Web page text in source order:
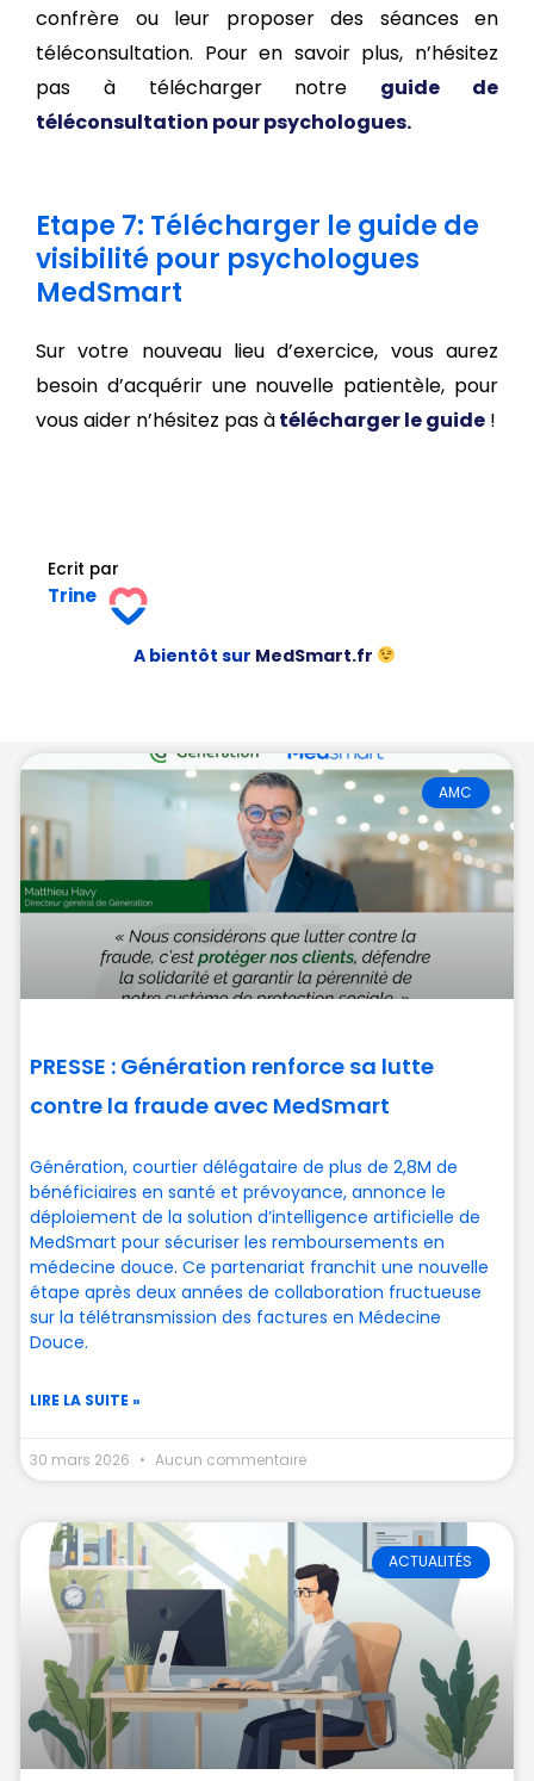
confrère ou leur proposer des séances en
téléconsultation. Pour en savoir plus, n’hésitez
pas à télécharger notre guide de
téléconsultation pour psychologues.
Etape 7: Télécharger le guide de
visibilité pour psychologues
MedSmart
Sur votre nouveau lieu d’exercice, vous aurez
besoin d’acquérir une nouvelle patientèle, pour
vous aider n’hésitez pas àtélécharger le guide !
Ecrit par
Trine
A bientôt sur MedSmart.fr
AMC
PRESSE : Génération renforce sa lutte
contre la fraude avec MedSmart
Génération, courtier délégataire de plus de 2,8M de
bénéficiaires en santé et prévoyance, annonce le
déploiement de la solution d’intelligence artificielle de
MedSmart pour sécuriser les remboursements en
médecine douce. Ce partenariat franchit une nouvelle
étape après deux années de collaboration fructueuse
sur la télétransmission des factures en Médecine
Douce.
LIRE LA SUITE »
30 mars 2026 Aucun commentaire
ACTUALITÉS